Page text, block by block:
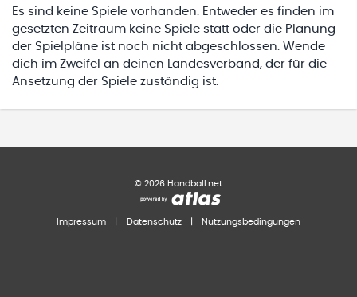
Es sind keine Spiele vorhanden. Entweder es finden im
gesetzten Zeitraum keine Spiele statt oder die Planung
der Spielpläne ist noch nicht abgeschlossen. Wende
dich im Zweifel an deinen Landesverband, der für die
Ansetzung der Spiele zuständig ist.
© 2026 Handball.net
Impressum Datenschutz Nutzungsbedingungen